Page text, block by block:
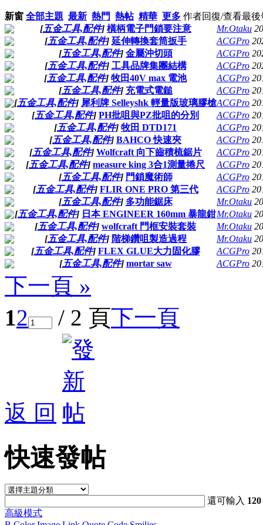
新窗 全部主題 最新 熱門 熱帖 精華 更多 作者回復/查看最後
[五金工具,配件] 橫柄電子門鎖要注意 Mr.Otaku
[五金工具,配件] 延伸轉換套筒扳手 ACGPro
[五金工具,配件] 金屬沖切頭 ACGPro
[五金工具,配件] 工具品牌集團結構 ACGPro
[五金工具,配件] 牧田40V max 電池 ACGPro
[五金工具,配件] 充電式電鎚 ACGPro
[五金工具,配件] 犀利牌 Selleyshk 輕量版玻璃膠槍ACGPro
[五金工具,配件] PH批咀與PZ批咀的分別 ACGPro
[五金工具,配件] 牧田 DTD171 ACGPro
[五金工具,配件] BAHCO 快速夾 ACGPro
[五金工具,配件] Wolfcraft 向下齒積梳鋸片 ACGPro
[五金工具,配件] measure king 3合1測量捲尺 ACGPro
[五金工具,配件] 門鎖魔術師 ACGPro
[五金工具,配件] FLIR ONE PRO 第三代 ACGPro
[五金工具,配件] 多功能鋸床 Mr.Otaku
[五金工具,配件] 日本 ENGINEER 160mm 暴龍鉗Mr.Otaku
[五金工具,配件] wolfcraft 門框安裝套裝 Mr.Otaku
[五金工具,配件] 階梯鑽咀製造過程 Mr.Otaku
[五金工具,配件] FLEX GLUE大力固化膠 ACGPro
[五金工具,配件] mortar saw ACGPro
下一頁 »
12 / 2 頁下一頁
返 回
快速發帖
還可輸入 120
高級模式